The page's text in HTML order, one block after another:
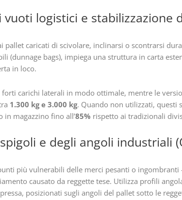
logistici e stabilizzazione
pallet caricati di scivolare, inclinarsi o scontrarsi
(dunnage bags), impiega una struttura in carta
in loco.
forti carichi laterali in modo ottimale, mentre le
1.300 kg e 3.000 kg. Quando non utilizzati, questi
in magazzino fino all’85% rispetto ai tradizionali
e degli angoli industriali
più vulnerabili delle merci pesanti o
causato da reggette tese. Utilizza profili
posizionati sugli angoli del pallet sotto le